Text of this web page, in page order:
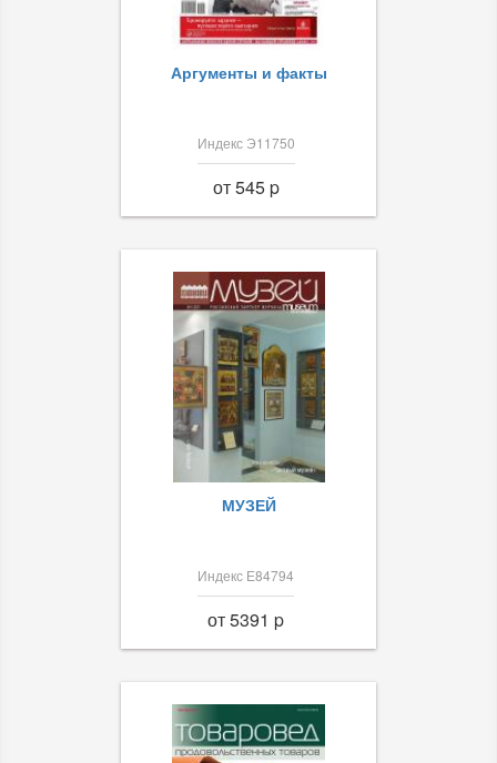
Аргументы и факты
Индекс Э11750
от 545 p
МУЗЕЙ
Индекс Е84794
от 5391 p